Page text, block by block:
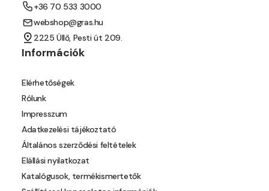
+36 70 533 3000
webshop@gras.hu
2225 Üllő, Pesti út 209.
Információk
Elérhetőségek
Rólunk
Impresszum
Adatkezelési tájékoztató
Általános szerződési feltételek
Elállási nyilatkozat
Katalógusok, termékismertetők